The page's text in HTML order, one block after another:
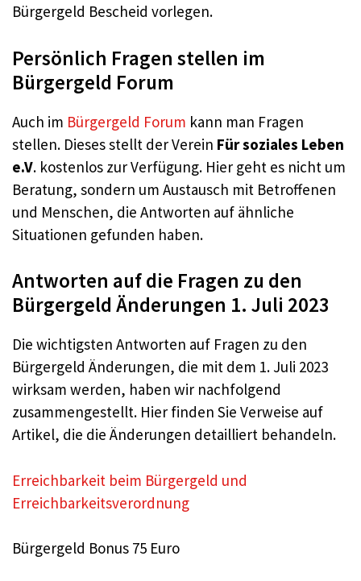
Bürgergeld Bescheid vorlegen.
Persönlich Fragen stellen im
Bürgergeld Forum
Auch im Bürgergeld Forum kann man Fragen
stellen. Dieses stellt der Verein Für soziales Leben
e.V. kostenlos zur Verfügung. Hier geht es nicht um
Beratung, sondern um Austausch mit Betroffenen
und Menschen, die Antworten auf ähnliche
Situationen gefunden haben.
Antworten auf die Fragen zu den
Bürgergeld Änderungen 1. Juli 2023
Die wichtigsten Antworten auf Fragen zu den
Bürgergeld Änderungen, die mit dem 1. Juli 2023
wirksam werden, haben wir nachfolgend
zusammengestellt. Hier finden Sie Verweise auf
Artikel, die die Änderungen detailliert behandeln.
Erreichbarkeit beim Bürgergeld und
Erreichbarkeitsverordnung
Bürgergeld Bonus 75 Euro